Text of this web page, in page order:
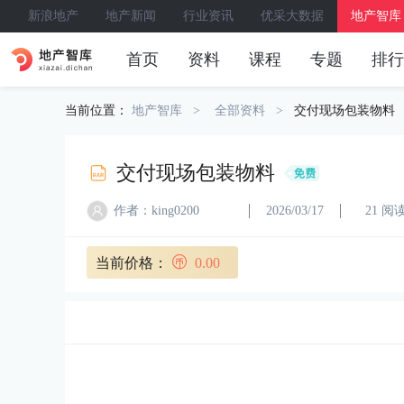
新浪地产 地产新闻 行业资讯 优采大数据 地产智库
首页 资料 课程 专题 排
当前位置： 地产智库 全部资料 交付现场包装物料
交付现场包装物料
作者：king0200 2026/03/17 21 阅
当前价格： 0.00